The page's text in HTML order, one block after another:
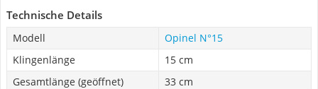
Technische Details
Modell
Opinel N°15
Klingenlänge
15 cm
Gesamtlänge (geöffnet)
33 cm